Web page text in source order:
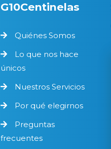
G10Centinelas
Quiénes Somos
Lo que nos hace
únicos
Nuestros Servicios
Por qué elegirnos
Preguntas
frecuentes